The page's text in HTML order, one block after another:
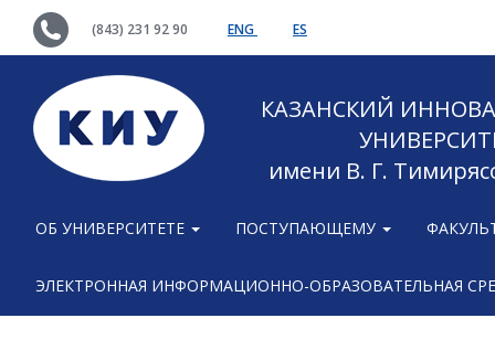
(843) 231 92 90 ENG ES
КАЗАНСКИЙ
имени В. Г.
ОБ УНИВЕРСИТЕТЕ ПОСТУПАЮЩЕМУ
ЭЛЕКТРОННАЯ ИНФОРМАЦИОННО-ОБРАЗОВАТЕЛЬНАЯ